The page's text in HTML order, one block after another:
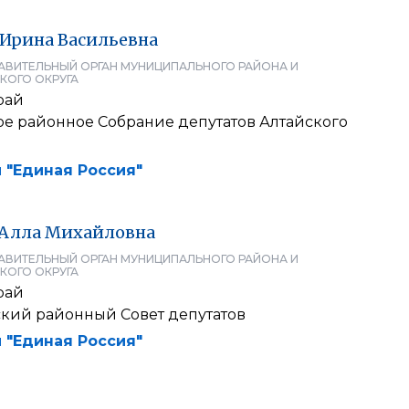
ИринаВасильевна
ОРГАН МУНИЦИПАЛЬНОГО РАЙОНА И
ОКРУГА
районное Собрание депутатов Алтайского
"Единая Россия"
Михайловна
ОРГАН МУНИЦИПАЛЬНОГО РАЙОНА И
ОКРУГА
районный Совет депутатов
"Единая Россия"